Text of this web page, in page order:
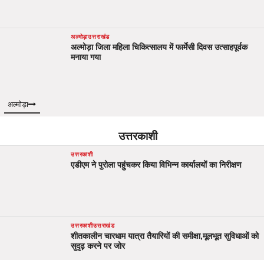
अल्मोड़ाउत्तराखंड
अल्मोड़ा जिला महिला चिकित्सालय में फार्मेसी दिवस उत्साहपूर्वक
मनाया गया
अल्मोड़ा
उत्तरकाशी
उत्तरकाशी
एडीएम ने पुरोला पहुंचकर किया विभिन्न कार्यालयों का निरीक्षण
उत्तरकाशीउत्तराखंड
शीतकालीन चारधाम यात्रा तैयारियों की समीक्षा,मूलभूत सुविधाओं को
सुदृढ़ करने पर जोर